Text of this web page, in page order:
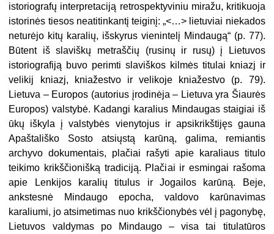
istoriografų interpretaciją retrospektyviniu miražu, kritikuoja
istorinės tiesos neatitinkantį teiginį: „<…> lietuviai niekados
neturėjo kitų karalių, išskyrus vienintelį Mindaugą“ (p. 77).
Būtent iš slaviškų metraščių (rusinų ir rusų) į Lietuvos
istoriografiją buvo perimti slaviškos kilmės titulai kniazj ir
velikij kniazj, kniažestvo ir velikoje kniažestvo (p. 79).
Lietuva – Europos (autorius įrodinėja – Lietuva yra Šiaurės
Europos) valstybė. Kadangi karalius Mindaugas staigiai iš
ūkų iškyla į valstybės vienytojus ir apsikrikštijęs gauna
Apaštališko Sosto atsiųstą karūną, galima, remiantis
archyvo dokumentais, plačiai rašyti apie karaliaus titulo
teikimo krikščionišką tradiciją. Plačiai ir esmingai rašoma
apie Lenkijos karalių titulus ir Jogailos karūną. Beje,
ankstesnė Mindaugo epocha, valdovo karūnavimas
karaliumi, jo atsimetimas nuo krikščionybės vėl į pagonybę,
Lietuvos valdymas po Mindaugo – visa tai titulatūros